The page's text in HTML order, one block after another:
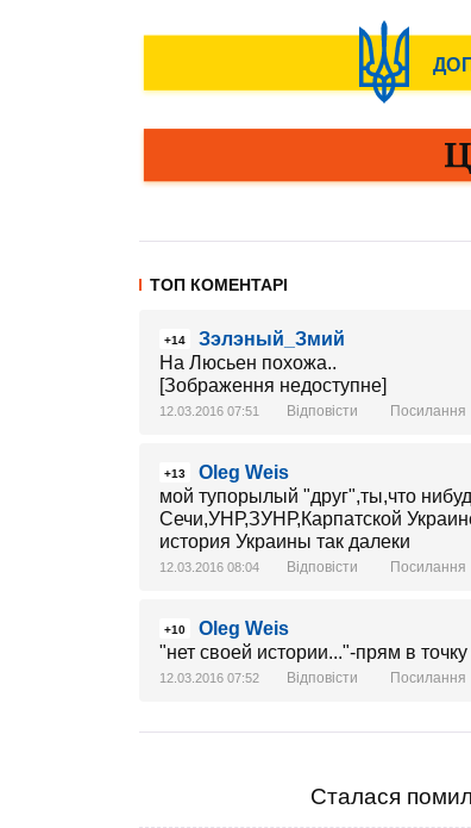
ТОП КОМЕНТАРІ
+14
Зэлэный_Змий
На Люсьен похожа..
[Зображення недоступне]
12.03.2016 07:51 Відповісти Посилання
+13
Oleg Weis
мой тупорылый "друг",ты,что
Сечи,УНР,ЗУНР,Карпатской
история Украины так далеки
12.03.2016 08:04 Відповісти Посилання
+10
Oleg Weis
"нет своей истории..."-прям в
12.03.2016 07:52 Відповісти Посилання
Сталася